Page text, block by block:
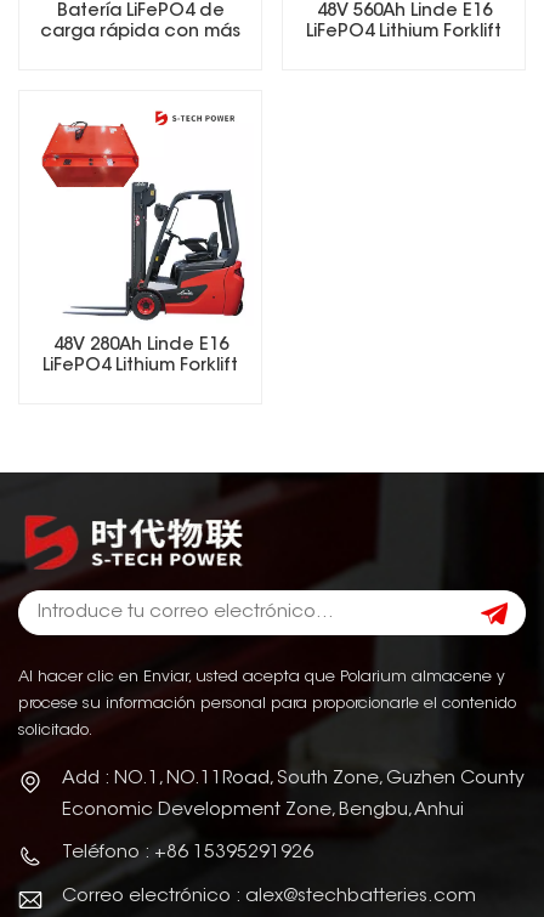
Batería LiFePO4 de
carga rápida con más
48V 560Ah Linde E16
LiFePO4 Lithium Forklift
48V 280Ah Linde E16
LiFePO4 Lithium Forklift
Al hacer clic en Enviar, usted acepta que Polarium almacene y
procese su información personal para proporcionarle el contenido
solicitado.
Add : NO.1, NO.11Road, South Zone, Guzhen County
Economic Development Zone, Bengbu, Anhui
Teléfono : +86 15395291926
Correo electrónico : alex@stechbatteries.com